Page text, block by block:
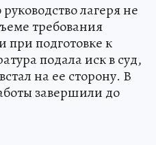
лагеря не
требования
при подготовке к
подала иск в суд,
на ее сторону. В
завершили до